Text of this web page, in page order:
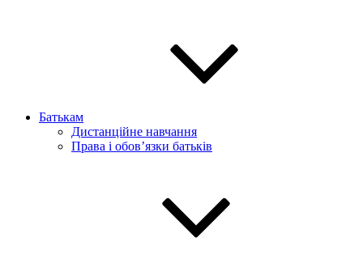
Батькам
Дистанційне навчання
Права і обов’язки батьків